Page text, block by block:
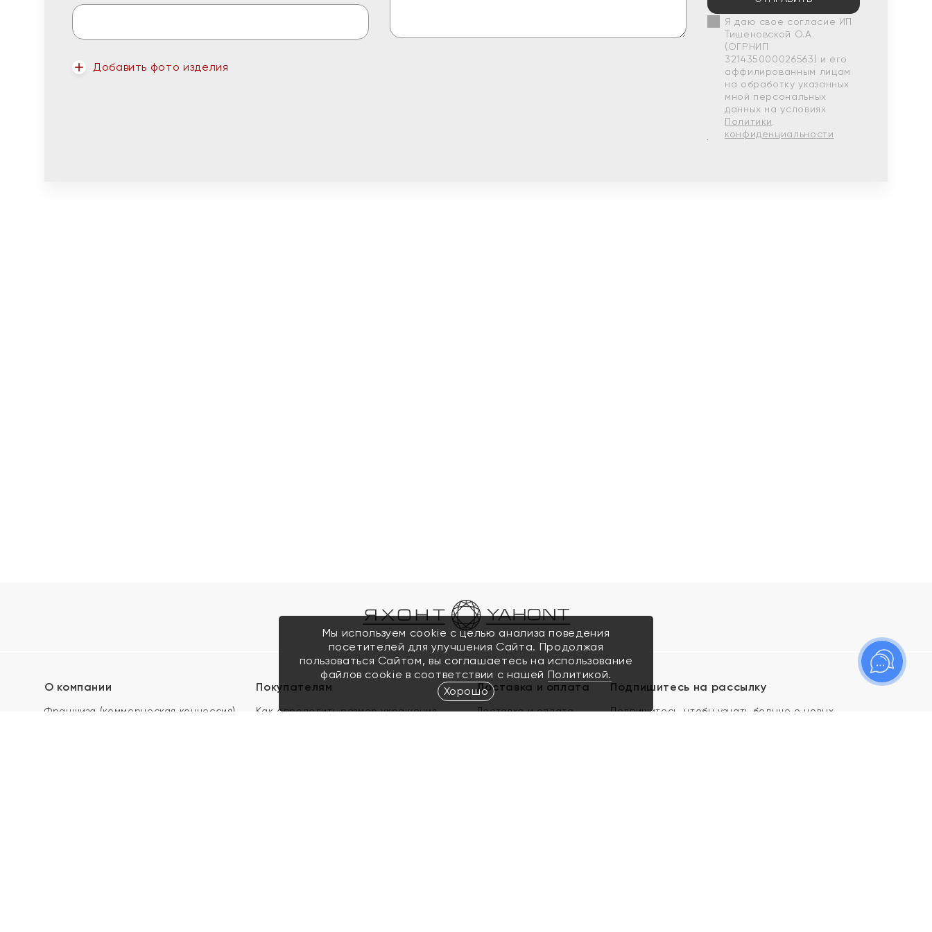
Добавить фото изделия
Я даю свое согласие ИП
Тишеновской О.А.
(ОГРНИП
321435000026563) и его
аффилированным лицам
на обработку указанных
мной персональных
данных на условиях
Политики
конфиденциальности
О компании
Франшиза (коммерческая концессия)
Покупателям
Как определить размер украшения
Доставка и оплата
Доставка и оплата
Подпишитесь на рассылку
Подпишитесь, чтобы узнать больше о новых
Мы используем cookie с целью анализа поведения
посетителей для улучшения Сайта. Продолжая
пользоваться Сайтом, вы соглашаетесь на использование
файлов cookie в соответствии с нашей Политикой.
Хорошо